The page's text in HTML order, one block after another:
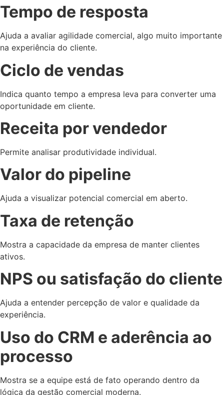
Tempo de resposta
Ajuda a avaliar agilidade comercial, algo muito importante
na experiência do cliente.
Ciclo de vendas
Indica quanto tempo a empresa leva para converter uma
oportunidade em cliente.
Receita por vendedor
Permite analisar produtividade individual.
Valor do pipeline
Ajuda a visualizar potencial comercial em aberto.
Taxa de retenção
Mostra a capacidade da empresa de manter clientes
ativos.
NPS ou satisfação do cliente
Ajuda a entender percepção de valor e qualidade da
experiência.
Uso do CRM e aderência ao
processo
Mostra se a equipe está de fato operando dentro da
lógica da gestão comercial moderna.